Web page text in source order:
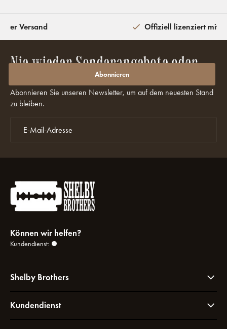
Versand Offiziell lizenziert mit
Nie wieder Sonderangebote oder
Rabatte verpassen?
Abonnieren Sie unseren Newsletter, um auf dem neuesten Stand
zu bleiben.
Abonnieren
Können wir helfen?
Kundendienst:
Shelby Brothers
Kundendienst